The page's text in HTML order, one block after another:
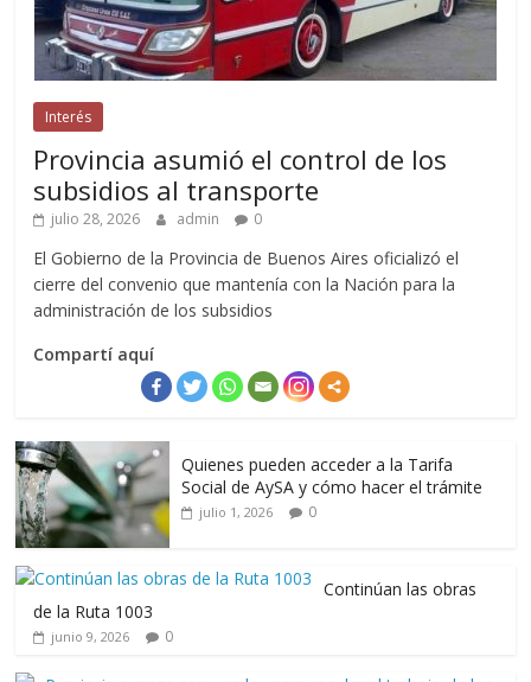
Interés
Provincia asumió el control de los
subsidios al transporte
julio 28, 2026 admin 0
El Gobierno de la Provincia de Buenos Aires oficializó el
cierre del convenio que mantenía con la Nación para la
administración de los subsidios
Compartí aquí
Quienes pueden acceder a la Tarifa
Social de AySA y cómo hacer el trámite
julio 1, 2026 0
Continúan las obras
de la Ruta 1003
junio 9, 2026 0